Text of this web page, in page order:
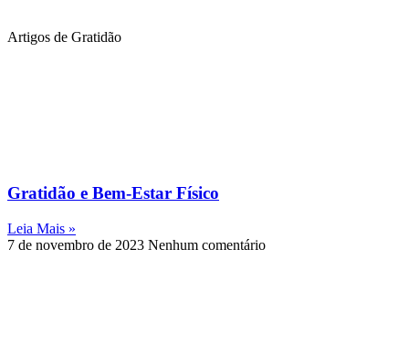
Artigos de Gratidão
Gratidão e Bem-Estar Físico
Leia Mais »
7 de novembro de 2023 Nenhum comentário